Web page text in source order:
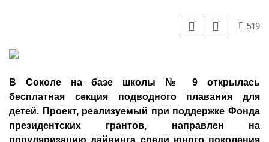
519
В Соколе на базе школы № 9 открылась
бесплатная секция подводного плавания для
детей. Проект, реализуемый при поддержке Фонда
президентских грантов, направлен на
популяризацию дайвинга среди юного поколения